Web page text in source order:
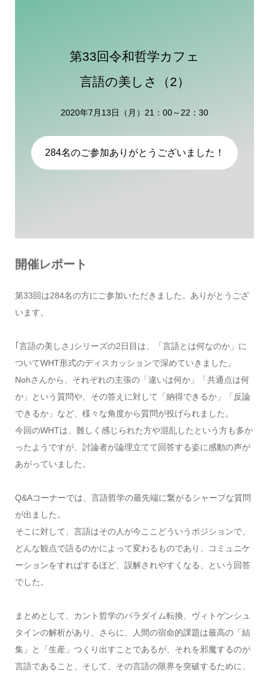
第33回令和哲学カフェ
言語の美しさ（2）
2020年7月13日（月）21：00～22：30
284名のご参加ありがとうございました！
開催レポート
第33回は284名の方にご参加いただきました。ありがとうござ
います。
｢言語の美しさ｣シリーズの2日目は、「言語とは何なのか」に
ついてWHT形式のディスカッションで深めていきました。
Nohさんから、それぞれの主張の「違いは何か」「共通点は何
か」という質問や、その答えに対して「納得できるか」「反論
できるか」など、様々な角度から質問が投げられました。
今回のWHTは、難しく感じられた方や混乱したという方も多か
ったようですが、討論者が論理立てて回答する姿に感動の声が
あがっていました。
Q&Aコーナーでは、言語哲学の最先端に繋がるシャープな質問
が出ました。
そこに対して、言語はその人が今ここどういうポジションで、
どんな観点で語るのかによって変わるものであり、コミュニケ
ーションをすればするほど、誤解されやすくなる、という回答
でした。
まとめとして、カント哲学のパラダイム転換、ヴィトゲンシュ
タインの解析があり、さらに、人間の宿命的課題は最高の「結
集」と「生産」つくり出すことであるが、それを邪魔するのが
言語であること、そして、その言語の限界を突破するために、